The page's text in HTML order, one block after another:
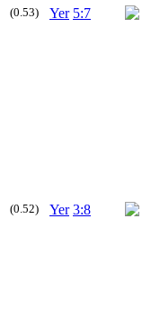
(0.53) Yer 5:7
(0.52) Yer 3:8